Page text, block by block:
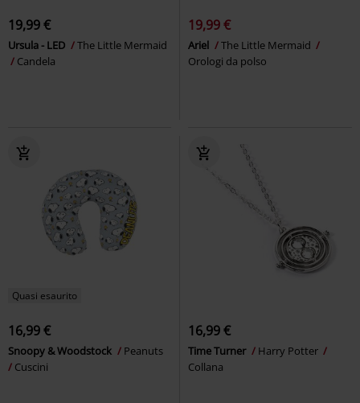
19,99 €
Ursula - LED
The Little Mermaid
Candela
19,99 €
Ariel
The Little Mermaid
Orologi da polso
Quasi esaurito
16,99 €
Snoopy & Woodstock
Peanuts
Cuscini
16,99 €
Time Turner
Harry Potter
Collana